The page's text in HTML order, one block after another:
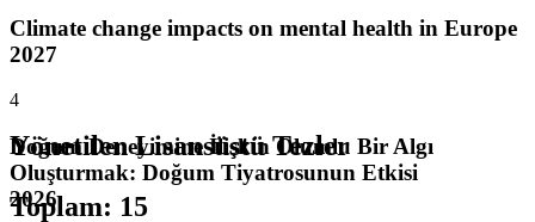
Climate change impacts on mental health in Europe
2027
4
Doğum Deneyimine İlişkin Olumlu Bir Algı
Oluşturmak: Doğum Tiyatrosunun Etkisi
2026
Yönetilen Lisansüstü Tezler
Toplam: 15